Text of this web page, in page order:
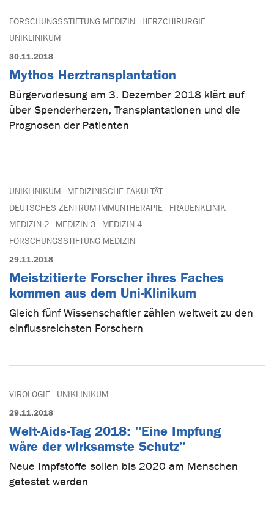
FORSCHUNGSSTIFTUNG MEDIZIN
HERZCHIRURGIE
UNIKLINIKUM
30.11.2018
Mythos Herztransplantation
Bürgervorlesung am 3. Dezember 2018 klärt auf
über Spenderherzen, Transplantationen und die
Prognosen der Patienten
UNIKLINIKUM
MEDIZINISCHE FAKULTÄT
DEUTSCHES ZENTRUM IMMUNTHERAPIE
FRAUENKLINIK
MEDIZIN 2
MEDIZIN 3
MEDIZIN 4
FORSCHUNGSSTIFTUNG MEDIZIN
29.11.2018
Meistzitierte Forscher ihres Faches
kommen aus dem Uni-Klinikum
Gleich fünf Wissenschaftler zählen weltweit zu den
einflussreichsten Forschern
VIROLOGIE UNIKLINIKUM
29.11.2018
Welt-Aids-Tag 2018: "Eine Impfung
wäre der wirksamste Schutz"
Neue Impfstoffe sollen bis 2020 am Menschen
getestet werden